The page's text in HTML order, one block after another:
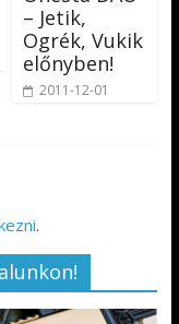
– Jetik,
Ogrék, Vukik
előnyben!
2011-12-01
.